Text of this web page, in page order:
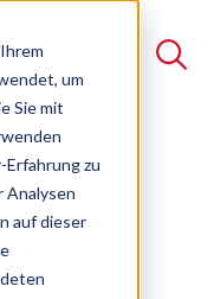
um
Sie mit
zu
Analysen
auf dieser
Suchfeld leer ist.